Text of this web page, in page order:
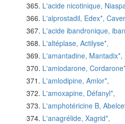
L'acide nicotinique,
L'alprostadil, Edex*,
L'acide ibandronique,
L'altéplase, Actilyse*,
L'amantadine, Mantadix*,
L'amiodarone,
L'amlodipine, Amlor*,
L'amoxapine, Défanyl*,
L'amphotéricine B,
L'anagrélide, Xagrid*,